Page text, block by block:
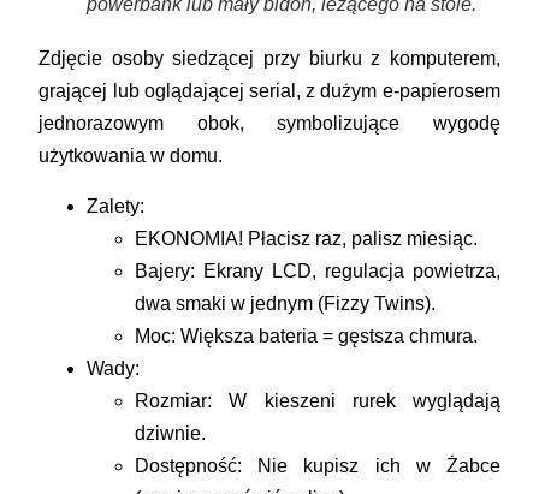
powerbank lub mały bidon, leżącego na stole.
Zdjęcie osoby siedzącej przy biurku z komputerem,
grającej lub oglądającej serial, z dużym e-papierosem
jednorazowym obok, symbolizujące wygodę
użytkowania w domu.
Zalety:
EKONOMIA! Płacisz raz, palisz miesiąc.
Bajery: Ekrany LCD, regulacja powietrza,
dwa smaki w jednym (Fizzy Twins).
Moc: Większa bateria = gęstsza chmura.
Wady:
Rozmiar: W kieszeni rurek wyglądają
dziwnie.
Dostępność: Nie kupisz ich w Żabce